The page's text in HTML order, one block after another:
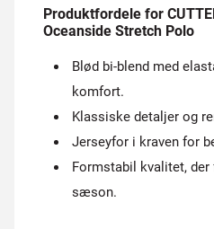
Produktfordele for
Oceanside Stretch Polo
Blød bi-blend med
komfort.
Klassiske detaljer og
Jerseyfor i kraven for
Formstabil kvalitet,
sæson.